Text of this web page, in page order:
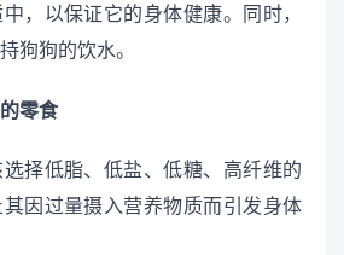
，以保证它的身体健康。同时，
狗狗的饮水。
零食
择低脂、低盐、低糖、高纤维的
因过量摄入营养物质而引发身体